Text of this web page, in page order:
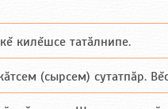
килĕшсе татăлнипе.
(сырсем) сутатпăр.